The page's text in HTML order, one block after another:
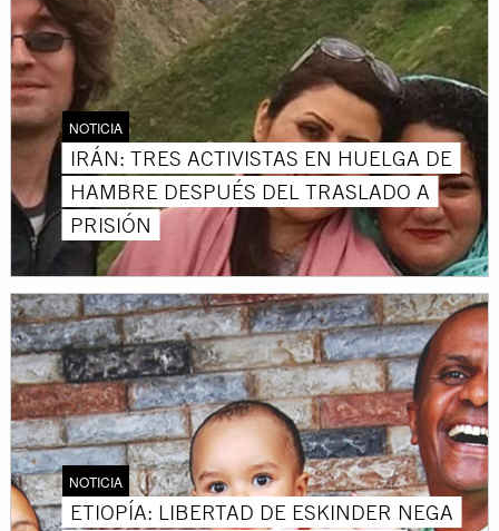
NOTICIA
IRÁN: TRES ACTIVISTAS EN HUELGA DE
HAMBRE DESPUÉS DEL TRASLADO A
PRISIÓN
NOTICIA
ETIOPÍA: LIBERTAD DE ESKINDER NEGA